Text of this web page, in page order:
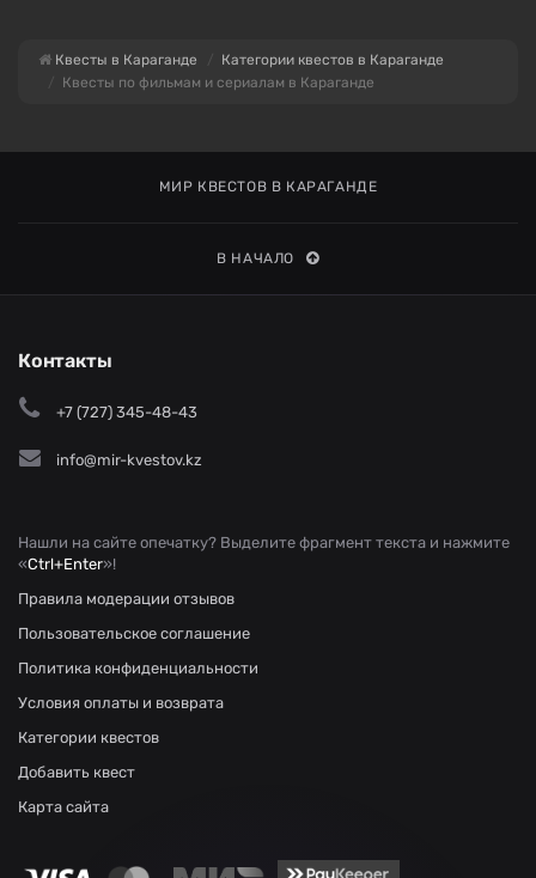
Квесты в Караганде
Категории квестов в Караганде
Квесты по фильмам и сериалам в Караганде
МИР КВЕСТОВ В КАРАГАНДЕ
В НАЧАЛО
Контакты
+7 (727) 345-48-43
info@mir-kvestov.kz
Нашли на сайте опечатку? Выделите фрагмент текста и нажмите
«Ctrl+Enter»!
Правила модерации отзывов
Пользовательское соглашение
Политика конфиденциальности
Условия оплаты и возврата
Категории квестов
Добавить квест
Карта сайта